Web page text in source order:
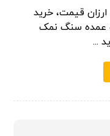
قیمت، خرید
عمده سنگ نمک
...